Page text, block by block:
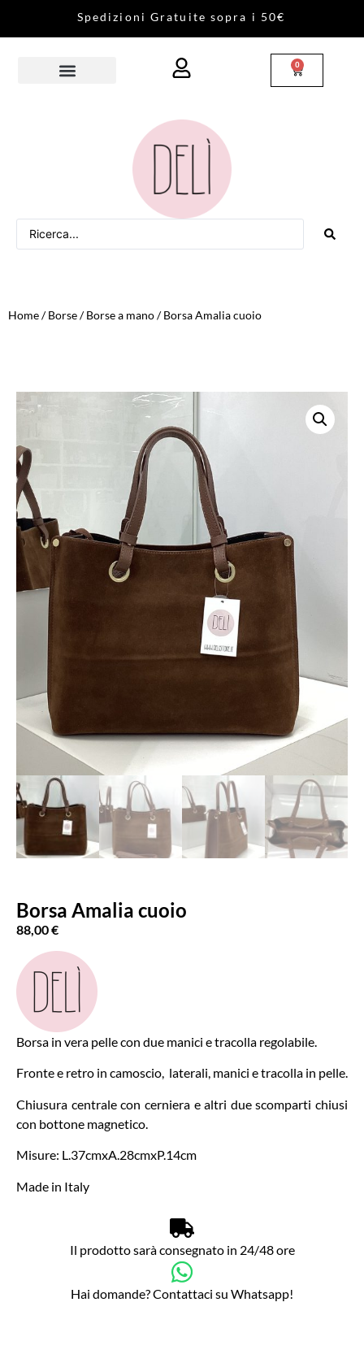
Sped izi on i Gratu ite sopra i 50€
0
Home/Borse/Borse a mano/ Borsa Amalia cuoio
Borsa Amalia cuoio
88,00€
Borsa in vera pelle con due manici e tracolla regolabile.
Fronte e retro in camoscio, laterali, manici e tracolla in pelle.
Chiusura centrale con cerniera e altri due scomparti chiusi
con bottone magnetico.
Misure: L.37cmxA.28cmxP.14cm
Made in Italy
Il prodotto sarà consegnato in 24/48 ore
Hai domande? Contattaci su Whatsapp!